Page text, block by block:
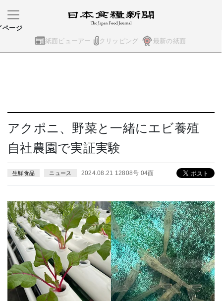
紙面ビューアー クリッピング 最新の紙面
ページ
アクポニ、野菜と一緒にエビ養殖
自社農園で実証実験
生鮮食品 ニュース 2024.08.21 12808号 04面